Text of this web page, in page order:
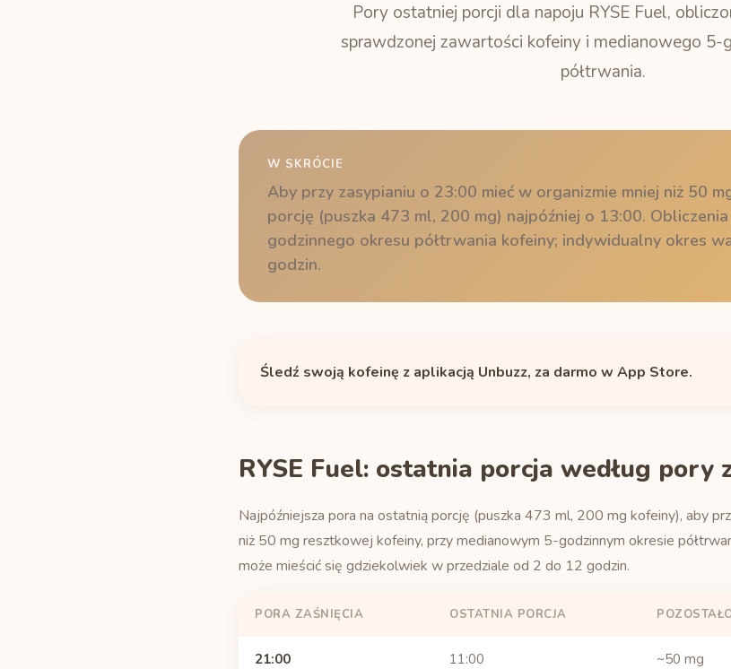
Pory ostatniej porcji dla napoju RYSE Fuel,
sprawdzonej zawartości kofeiny i medianowego 5-
półtrwania.
W SKRÓCIE
Aby przy zasypianiu o 23:00 mieć w organizmie mniej niż 50
porcję (puszka 473 ml, 200 mg) najpóźniej o 13:00.
godzinnego okresu półtrwania kofeiny; indywidualny okres
godzin.
Śledź swoją kofeinę z aplikacją Unbuzz, za darmo w App Store.
RYSE Fuel: ostatnia porcja według pory
Najpóźniejsza pora na ostatnią porcję (puszka 473 ml, 200 mg kofeiny), aby
niż 50 mg resztkowej kofeiny, przy medianowym 5-godzinnym okresie
może mieścić się gdziekolwiek w przedziale od 2 do 12 godzin.
PORA ZAŚNIĘCIA OSTATNIA PORCJA
21:00 11:00 ~50 mg